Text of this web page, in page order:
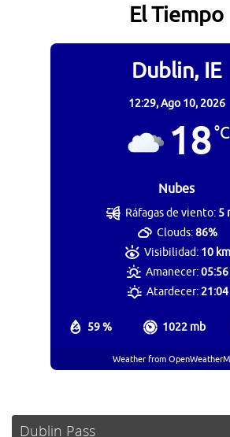
El Tiempo
Dublin, IE
12:29,Ago 10, 2026
18°C
Nubes
59 % 1022 mb
Ráfagas de viento: 5
Clouds:86%
Visibilidad: 10 km
Amanecer:05:56
Atardecer:21:04
Weather from
Dublin Pass